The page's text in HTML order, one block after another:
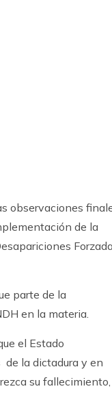
observaciones
de la
parte de la
en la materia.
el Estado
de la dictadura y en
su fallecimiento,